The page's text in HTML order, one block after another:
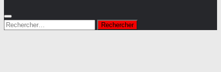
Rechercher :